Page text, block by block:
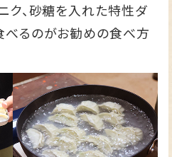
ク、砂糖を入れた特性ダ
べるのがお勧めの食べ方